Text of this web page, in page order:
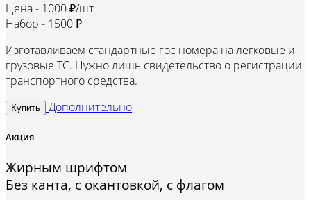
Цена - 1000 ₽/шт
Набор - 1500 ₽
Изготавливаем стандартные гос номера на легковые и
грузовые ТС. Нужно лишь свидетельство о регистрации
транспортного средства.
Купить Дополнительно
Акция
Жирным шрифтом
Без канта, с окантовкой, с флагом